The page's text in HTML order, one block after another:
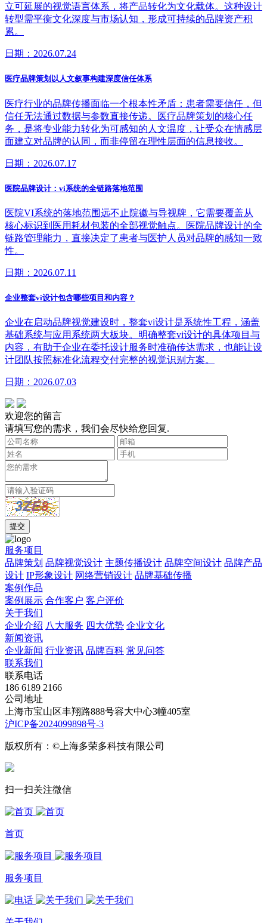
立可延展的视觉语言体系，将产品转化为文化载体。这种设计
转型需平衡文化深度与市场认知，形成可持续的品牌资产积
累。
日期：2026.07.24
医疗品牌策划以人文叙事构建深度信任体系
医疗行业的品牌传播面临一个根本性矛盾：患者需要信任，但
信任无法通过数据与参数直接传递。医疗品牌策划的核心任
务，是将专业能力转化为可感知的人文温度，让受众在情感层
面建立对品牌的认同，而非停留在理性层面的信息接收。
日期：2026.07.17
医院品牌设计：vi系统的全链路落地范围
医院VI系统的落地范围远不止院徽与导视牌，它需要覆盖从
核心标识到医用耗材包装的全部视觉触点。医院品牌设计的全
链路管理能力，直接决定了患者与医护人员对品牌的感知一致
性。
日期：2026.07.11
企业整套vi设计包含哪些项目和内容？
企业在启动品牌视觉建设时，整套vi设计是系统性工程，涵盖
基础系统与应用系统两大板块。明确整套vi设计的具体项目与
内容，有助于企业在委托设计服务时准确传达需求，也能让设
计团队按照标准化流程交付完整的视觉识别方案。
日期：2026.07.03
欢迎您的留言
请填写您的需求，我们会尽快给您回复.
服务项目
品牌策划 品牌视觉设计 主题传播设计 品牌空间设计 品牌产品
设计 IP形象设计 网络营销设计 品牌基础传播
案例作品
案例展示 合作客户 客户评价
关于我们
企业介绍 八大服务 四大优势 企业文化
新闻资讯
企业新闻 行业资讯 品牌百科 常见问答
联系我们
联系电话
186 6189 2166
公司地址
上海市宝山区丰翔路888号容大中心3幢405室
沪ICP备2024099898号-3
版权所有：©上海多荣多科技有限公司
扫一扫关注微信
首页
服务项目